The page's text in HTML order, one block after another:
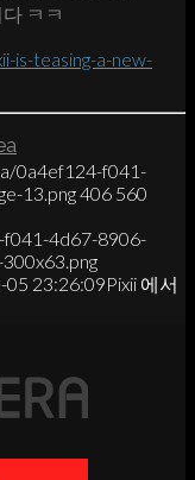
ㅋㅋ
is-teasing-a-new-
0a4ef124-f041-
13.png406 560
4d67-8906-
05 23:26:09Pixii 에서